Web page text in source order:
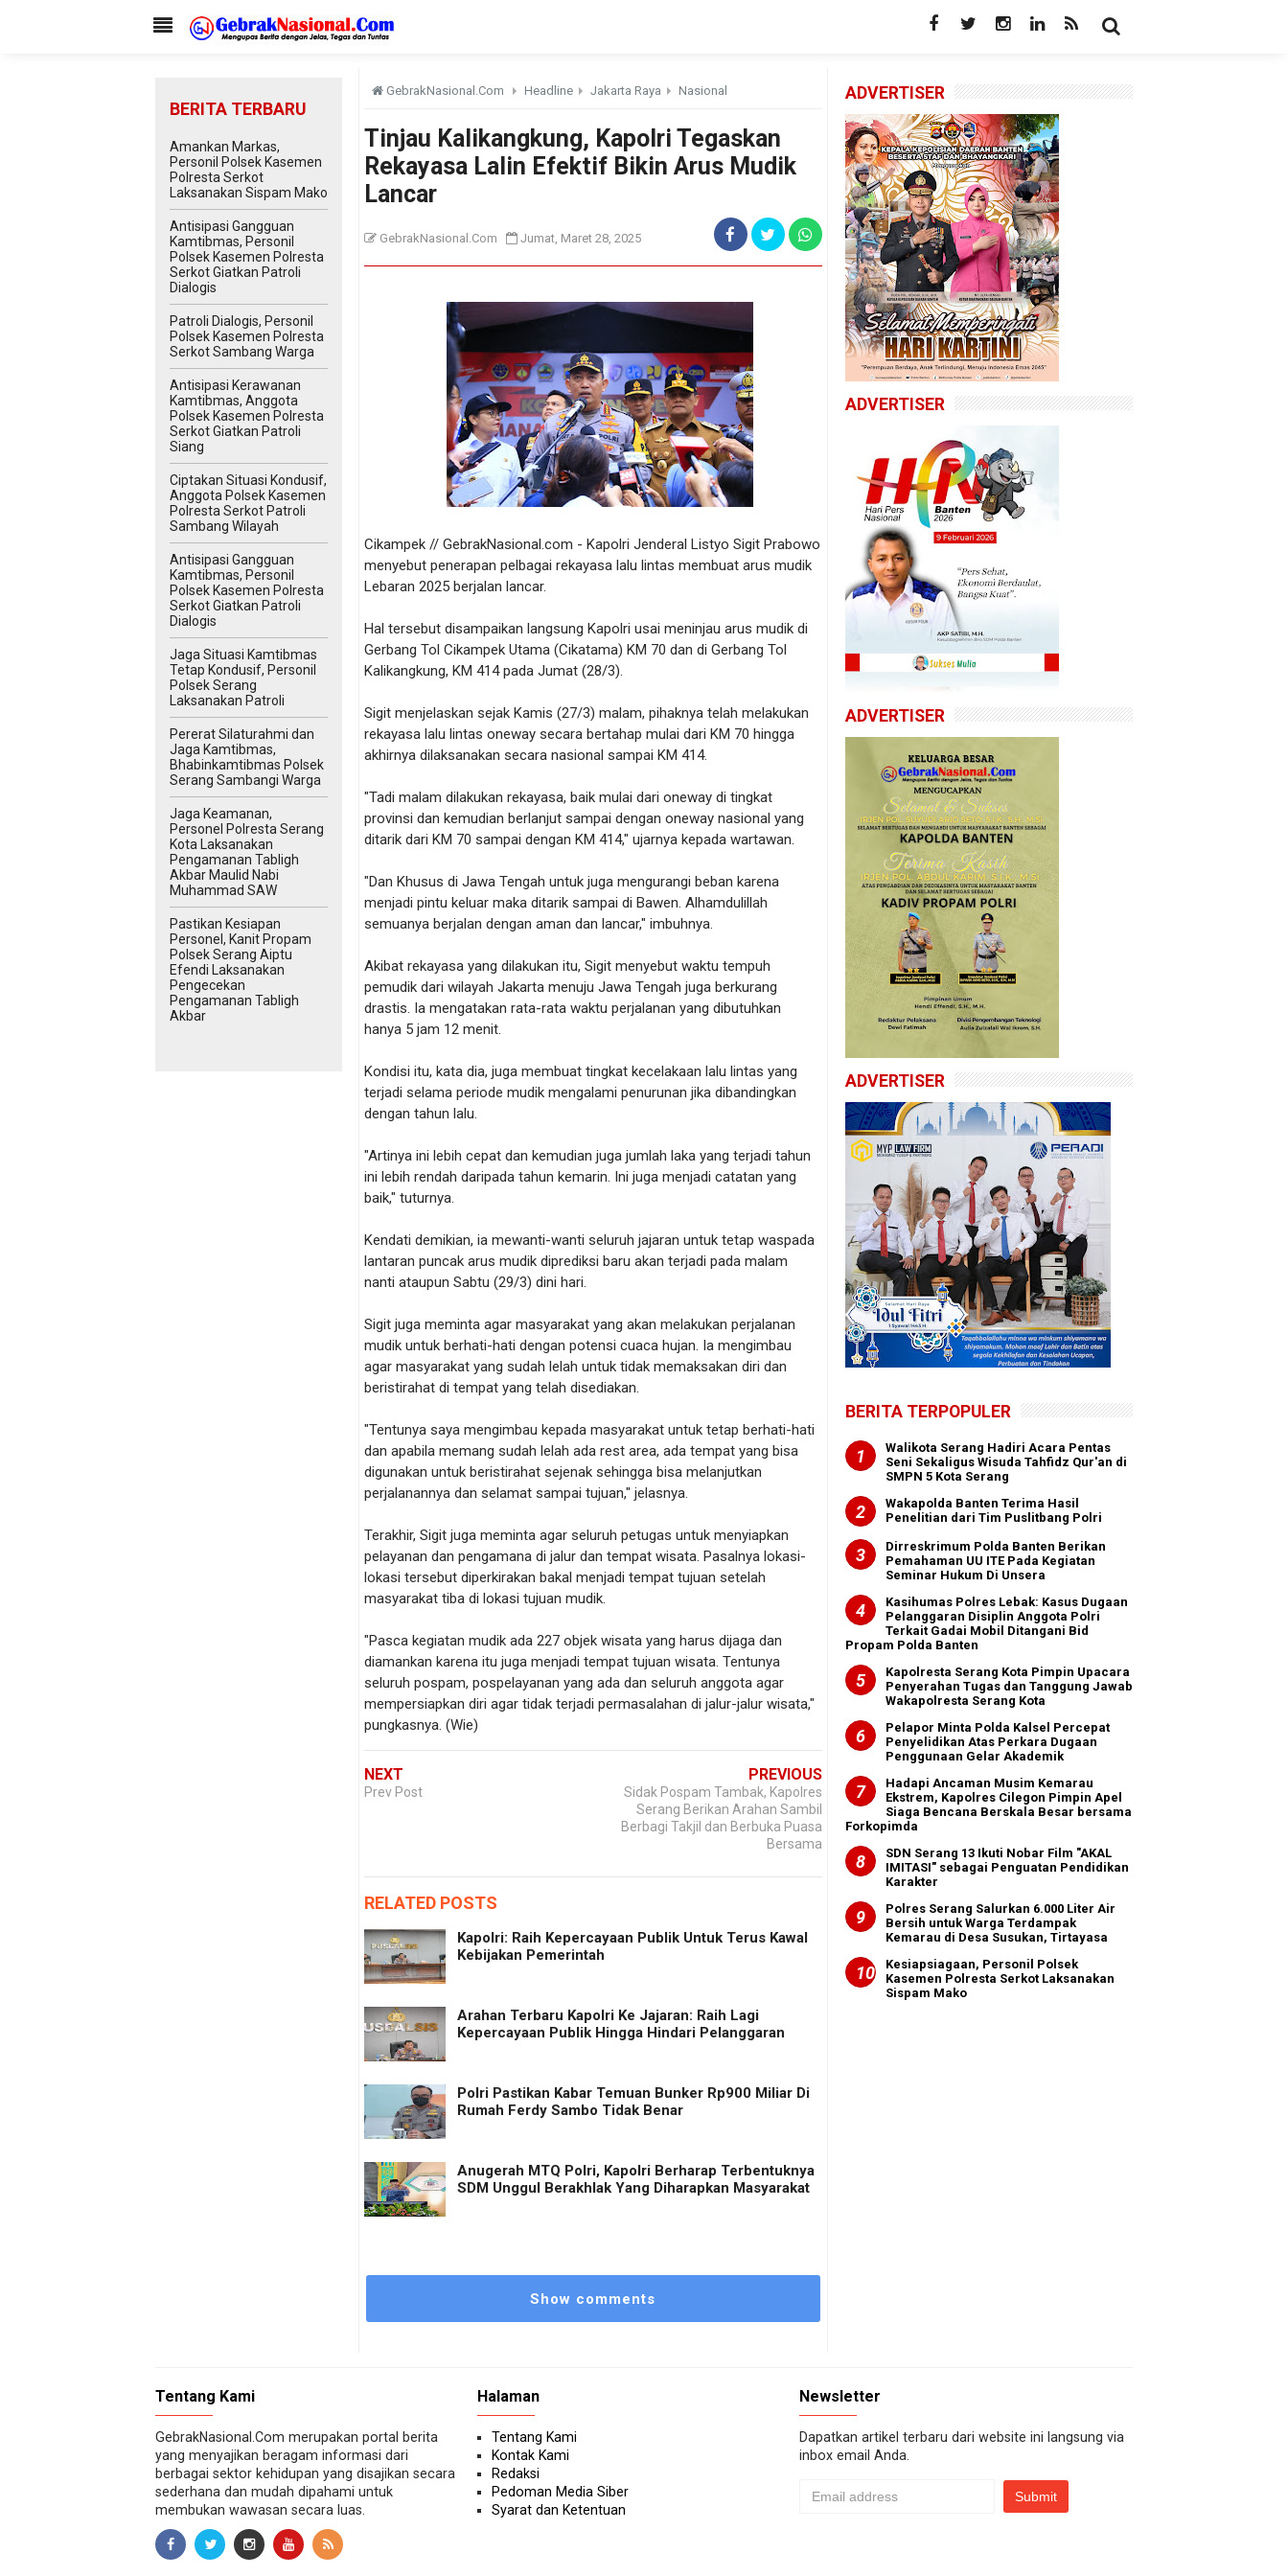
GebrakNasional.Com Headline Jakarta Raya Nasional
Tinjau Kalikangkung, Kapolri Tegaskan
Rekayasa Lalin Efektif Bikin Arus Mudik
Lancar
GebrakNasional.Com Jumat, Maret 28, 2025
Cikampek // GebrakNasional.com - Kapolri Jenderal Listyo Sigit Prabowo
menyebut penerapan pelbagai rekayasa lalu lintas membuat arus mudik
Lebaran 2025 berjalan lancar.
Hal tersebut disampaikan langsung Kapolri usai meninjau arus mudik di
Gerbang Tol Cikampek Utama (Cikatama) KM 70 dan di Gerbang Tol
Kalikangkung, KM 414 pada Jumat (28/3).
Sigit menjelaskan sejak Kamis (27/3) malam, pihaknya telah melakukan
rekayasa lalu lintas oneway secara bertahap mulai dari KM 70 hingga
akhirnya dilaksanakan secara nasional sampai KM 414.
"Tadi malam dilakukan rekayasa, baik mulai dari oneway di tingkat
provinsi dan kemudian berlanjut sampai dengan oneway nasional yang
ditarik dari KM 70 sampai dengan KM 414," ujarnya kepada wartawan.
"Dan Khusus di Jawa Tengah untuk juga mengurangi beban karena
menjadi pintu keluar maka ditarik sampai di Bawen. Alhamdulillah
semuanya berjalan dengan aman dan lancar," imbuhnya.
Akibat rekayasa yang dilakukan itu, Sigit menyebut waktu tempuh
pemudik dari wilayah Jakarta menuju Jawa Tengah juga berkurang
drastis. Ia mengatakan rata-rata waktu perjalanan yang dibutuhkan
hanya 5 jam 12 menit.
Kondisi itu, kata dia, juga membuat tingkat kecelakaan lalu lintas yang
terjadi selama periode mudik mengalami penurunan jika dibandingkan
dengan tahun lalu.
"Artinya ini lebih cepat dan kemudian juga jumlah laka yang terjadi tahun
ini lebih rendah daripada tahun kemarin. Ini juga menjadi catatan yang
baik," tuturnya.
Kendati demikian, ia mewanti-wanti seluruh jajaran untuk tetap waspada
lantaran puncak arus mudik diprediksi baru akan terjadi pada malam
nanti ataupun Sabtu (29/3) dini hari.
Sigit juga meminta agar masyarakat yang akan melakukan perjalanan
mudik untuk berhati-hati dengan potensi cuaca hujan. Ia mengimbau
agar masyarakat yang sudah lelah untuk tidak memaksakan diri dan
beristirahat di tempat yang telah disediakan.
"Tentunya saya mengimbau kepada masyarakat untuk tetap berhati-hati
dan apabila memang sudah lelah ada rest area, ada tempat yang bisa
digunakan untuk beristirahat sejenak sehingga bisa melanjutkan
perjalanannya dan selamat sampai tujuan," jelasnya.
Terakhir, Sigit juga meminta agar seluruh petugas untuk menyiapkan
pelayanan dan pengamana di jalur dan tempat wisata. Pasalnya lokasi-
lokasi tersebut diperkirakan bakal menjadi tempat tujuan setelah
masyarakat tiba di lokasi tujuan mudik.
"Pasca kegiatan mudik ada 227 objek wisata yang harus dijaga dan
diamankan karena itu juga menjadi tempat tujuan wisata. Tentunya
seluruh pospam, pospelayanan yang ada dan seluruh anggota agar
mempersiapkan diri agar tidak terjadi permasalahan di jalur-jalur wisata,"
pungkasnya. (Wie)
NEXT
Prev Post
PREVIOUS
Sidak Pospam Tambak, Kapolres
Serang Berikan Arahan Sambil
Berbagi Takjil dan Berbuka Puasa
Bersama
RELATED POSTS
Kapolri: Raih Kepercayaan Publik Untuk Terus Kawal
Kebijakan Pemerintah
Arahan Terbaru Kapolri Ke Jajaran: Raih Lagi
Kepercayaan Publik Hingga Hindari Pelanggaran
Polri Pastikan Kabar Temuan Bunker Rp900 Miliar Di
Rumah Ferdy Sambo Tidak Benar
Anugerah MTQ Polri, Kapolri Berharap Terbentuknya
SDM Unggul Berakhlak Yang Diharapkan Masyarakat
Show comments
BERITA TERBARU
Amankan Markas,
Personil Polsek Kasemen
Polresta Serkot
Laksanakan Sispam Mako
Antisipasi Gangguan
Kamtibmas, Personil
Polsek Kasemen Polresta
Serkot Giatkan Patroli
Dialogis
Patroli Dialogis, Personil
Polsek Kasemen Polresta
Serkot Sambang Warga
Antisipasi Kerawanan
Kamtibmas, Anggota
Polsek Kasemen Polresta
Serkot Giatkan Patroli
Siang
Ciptakan Situasi Kondusif,
Anggota Polsek Kasemen
Polresta Serkot Patroli
Sambang Wilayah
Antisipasi Gangguan
Kamtibmas, Personil
Polsek Kasemen Polresta
Serkot Giatkan Patroli
Dialogis
Jaga Situasi Kamtibmas
Tetap Kondusif, Personil
Polsek Serang
Laksanakan Patroli
Pererat Silaturahmi dan
Jaga Kamtibmas,
Bhabinkamtibmas Polsek
Serang Sambangi Warga
Jaga Keamanan,
Personel Polresta Serang
Kota Laksanakan
Pengamanan Tabligh
Akbar Maulid Nabi
Muhammad SAW
Pastikan Kesiapan
Personel, Kanit Propam
Polsek Serang Aiptu
Efendi Laksanakan
Pengecekan
Pengamanan Tabligh
Akbar
ADVERTISER
ADVERTISER
ADVERTISER
ADVERTISER
BERITA TERPOPULER
Walikota Serang Hadiri Acara Pentas
Seni Sekaligus Wisuda Tahfidz Qur'an di
SMPN 5 Kota Serang
Wakapolda Banten Terima Hasil
Penelitian dari Tim Puslitbang Polri
Dirreskrimum Polda Banten Berikan
Pemahaman UU ITE Pada Kegiatan
Seminar Hukum Di Unsera
Kasihumas Polres Lebak: Kasus Dugaan
Pelanggaran Disiplin Anggota Polri
Terkait Gadai Mobil Ditangani Bid
Propam Polda Banten
Kapolresta Serang Kota Pimpin Upacara
Penyerahan Tugas dan Tanggung Jawab
Wakapolresta Serang Kota
Pelapor Minta Polda Kalsel Percepat
Penyelidikan Atas Perkara Dugaan
Penggunaan Gelar Akademik
Hadapi Ancaman Musim Kemarau
Ekstrem, Kapolres Cilegon Pimpin Apel
Siaga Bencana Berskala Besar bersama
Forkopimda
SDN Serang 13 Ikuti Nobar Film "AKAL
IMITASI" sebagai Penguatan Pendidikan
Karakter
Polres Serang Salurkan 6.000 Liter Air
Bersih untuk Warga Terdampak
Kemarau di Desa Susukan, Tirtayasa
Kesiapsiagaan, Personil Polsek
Kasemen Polresta Serkot Laksanakan
Sispam Mako
Tentang Kami
GebrakNasional.Com merupakan portal berita
yang menyajikan beragam informasi dari
berbagai sektor kehidupan yang disajikan secara
sederhana dan mudah dipahami untuk
membukan wawasan secara luas.
Halaman
Tentang Kami
Kontak Kami
Redaksi
Pedoman Media Siber
Syarat dan Ketentuan
Newsletter
Dapatkan artikel terbaru dari website ini langsung via
inbox email Anda.